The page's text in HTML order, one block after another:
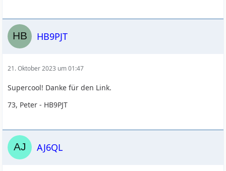
HB9PJT
21. Oktober 2023 um 01:47
Supercool! Danke für den Link.
73, Peter - HB9PJT
AJ6QL